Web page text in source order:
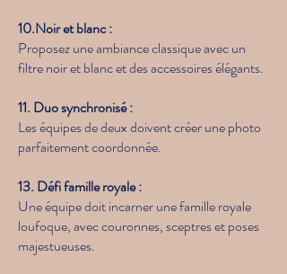
10.Noir et blanc :
Proposez une ambiance classique avec un
filtre noir et blanc et des accessoires élégants.
11. Duo synchronisé :
Les équipes de deux doivent créer une photo
parfaitement coordonnée.
13. Défi famille royale :
Une équipe doit incarner une famille royale
loufoque, avec couronnes, sceptres et poses
majestueuses.